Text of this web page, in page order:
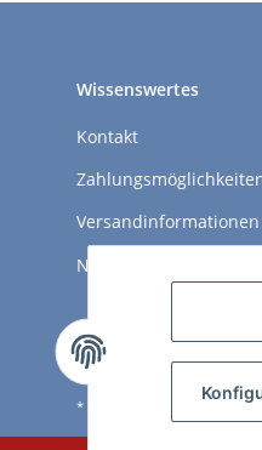
Wissenswertes
Kontakt
Versandinformationen
Newsletter
* Alle Preise inkl. gesetzlicher